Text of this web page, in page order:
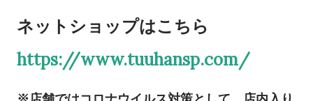
ネットショップはこちら
https://www.tuuhansp.com/